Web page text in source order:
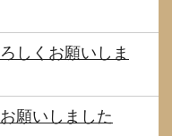
しくお願いしま
願いしました